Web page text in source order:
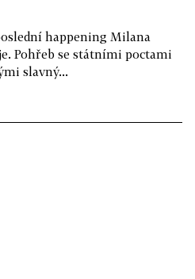
happening Milana
Pohřeb se státními poctami
slavný...